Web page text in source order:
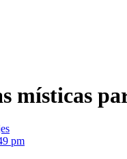
místicas
pm